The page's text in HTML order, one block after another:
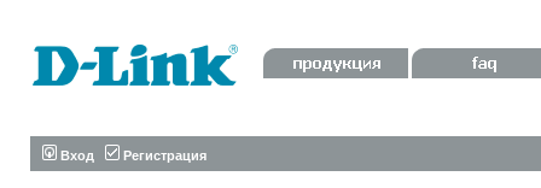
Вход Регистрация